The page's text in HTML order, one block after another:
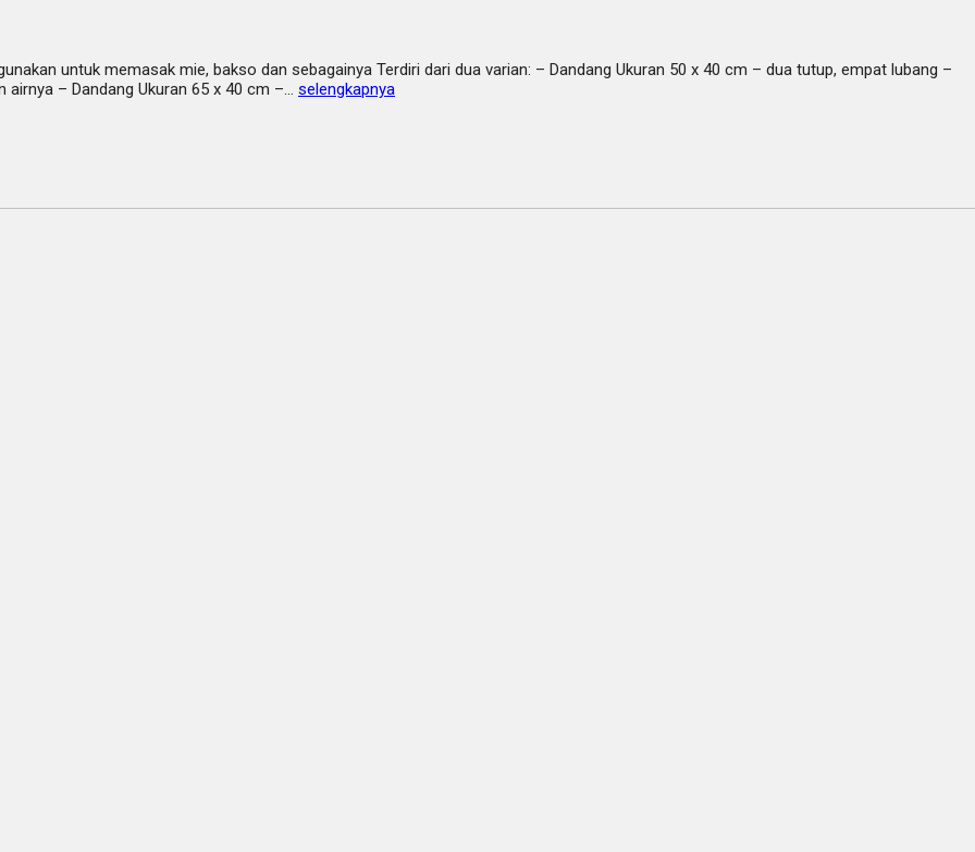
untuk memasak mie, bakso dan sebagainya Terdiri dari dua varian: – Dandang Ukuran 50 x 40 cm – dua tutup, empat lubang –
– Dandang Ukuran 65 x 40 cm –… selengkapnya